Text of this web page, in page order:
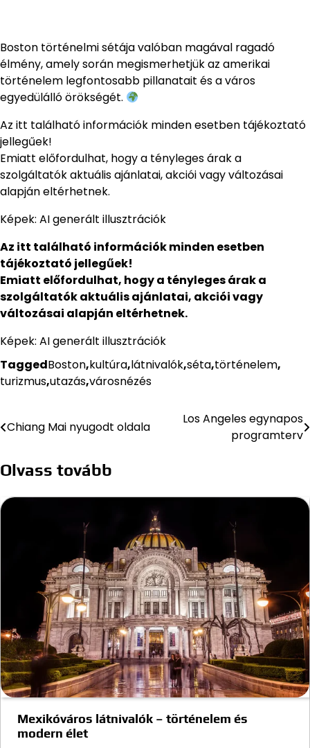
Boston történelmi sétája valóban magával ragadó
élmény, amely során megismerhetjük az amerikai
történelem legfontosabb pillanatait és a város
egyedülálló örökségét.
Az itt található információk minden esetben tájékoztató
jellegűek!
Emiatt előfordulhat, hogy a tényleges árak a
szolgáltatók aktuális ajánlatai, akciói vagy változásai
alapján eltérhetnek.
Képek: AI generált illusztrációk
Az itt található információk minden esetben
tájékoztató jellegűek!
Emiatt előfordulhat, hogy a tényleges árak a
szolgáltatók aktuális ajánlatai, akciói vagy
változásai alapján eltérhetnek.
Képek: AI generált illusztrációk
TaggedBoston,kultúra,látnivalók,séta,történelem,
turizmus,utazás,városnézés
Bejegyzés
Chiang Mai nyugodt oldala
Los Angeles egynapos
programterv
Olvass tovább
Mexikóváros látnivalók – történelem és
modern élet